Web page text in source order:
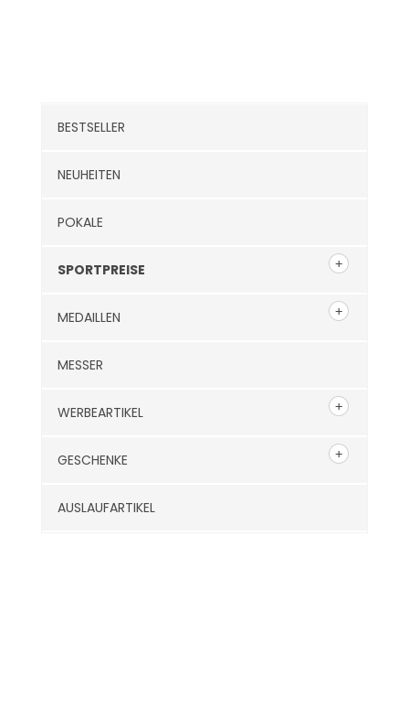
BESTSELLER
NEUHEITEN
POKALE
SPORTPREISE
MEDAILLEN
MESSER
WERBEARTIKEL
GESCHENKE
AUSLAUFARTIKEL